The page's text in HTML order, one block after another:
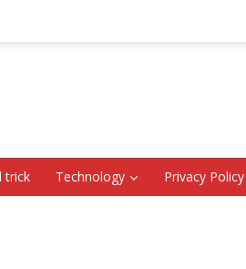
trick Technology Privacy Policy